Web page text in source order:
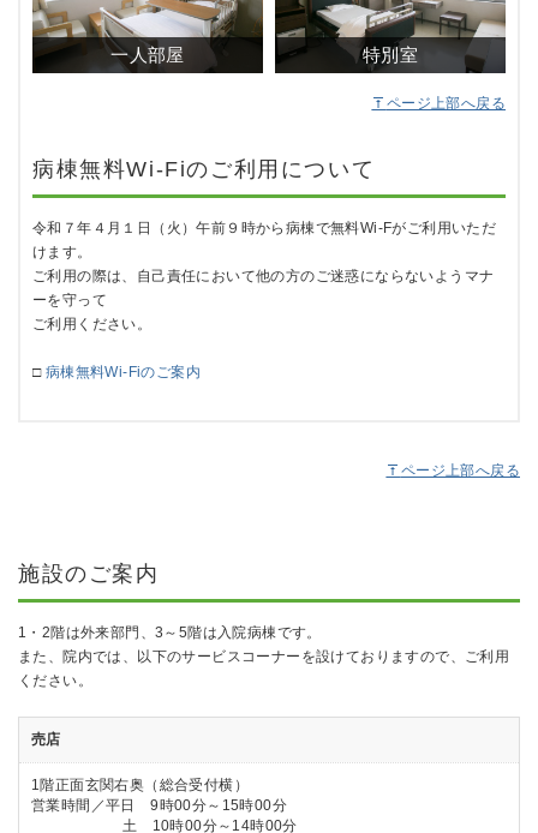
一人部屋 特別室
ページ上部へ戻る
病棟無料Wi-Fiのご利用について
令和７年４月１日（火）午前９時から病棟で無料Wi-Fがご利用いただ
けます。
ご利用の際は、自己責任において他の方のご迷惑にならないようマナ
ーを守って
ご利用ください。
□ 病棟無料Wi-Fiのご案内
ページ上部へ戻る
施設のご案内
1・2階は外来部門、3～5階は入院病棟です。
また、院内では、以下のサービスコーナーを設けておりますので、ご利用
ください。
売店
1階正面玄関右奥（総合受付横）
営業時間／平日 9時00分～15時00分
土 10時00分～14時00分